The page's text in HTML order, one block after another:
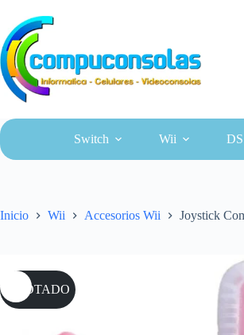
contenido
Switch Wii DS
Inicio Wii Accesorios Wii Joystick
AGOTADO